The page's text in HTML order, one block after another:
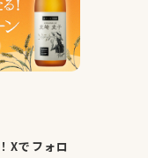
Xでフォロ